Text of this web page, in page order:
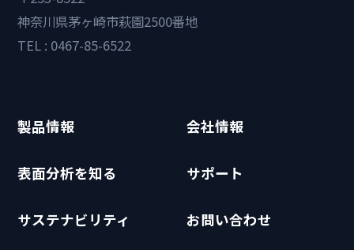
神奈川県茅ヶ崎市萩園2500番地
TEL : 0467-85-6522
製品情報 会社情報
表面分析を知る サポート
サステナビリティ お問い合わせ